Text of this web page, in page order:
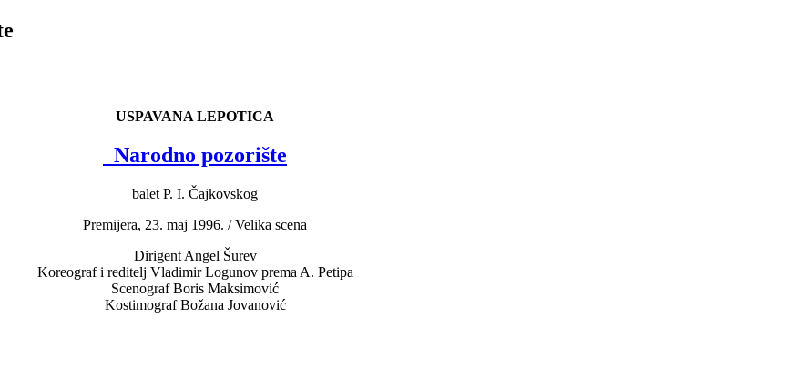
USPAVANA LEPOTICA
Nаrodno pozorište
balet P. I. Čajkovskog
Premijera, 23. maj 1996. / Velika scena
Dirigent Angel Šurev
Koreograf i reditelj Vladimir Logunov prema A. Petipa
Scenograf Boris Maksimović
Kostimograf Božana Jovanović